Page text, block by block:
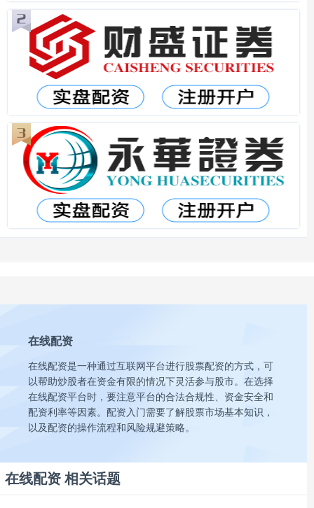
在线配资
在线配资是一种通过互联网平台进行股票配资的方式，可
以帮助炒股者在资金有限的情况下灵活参与股市。在选择
在线配资平台时，要注意平台的合法合规性、资金安全和
配资利率等因素。配资入门需要了解股票市场基本知识，
以及配资的操作流程和风险规避策略。
在线配资 相关话题